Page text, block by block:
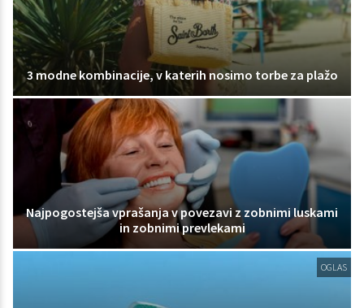
3 modne kombinacije, v katerih nosimo torbe za plažo
Najpogostejša vprašanja v povezavi z zobnimi luskami
in zobnimi prevlekami
OGLAS